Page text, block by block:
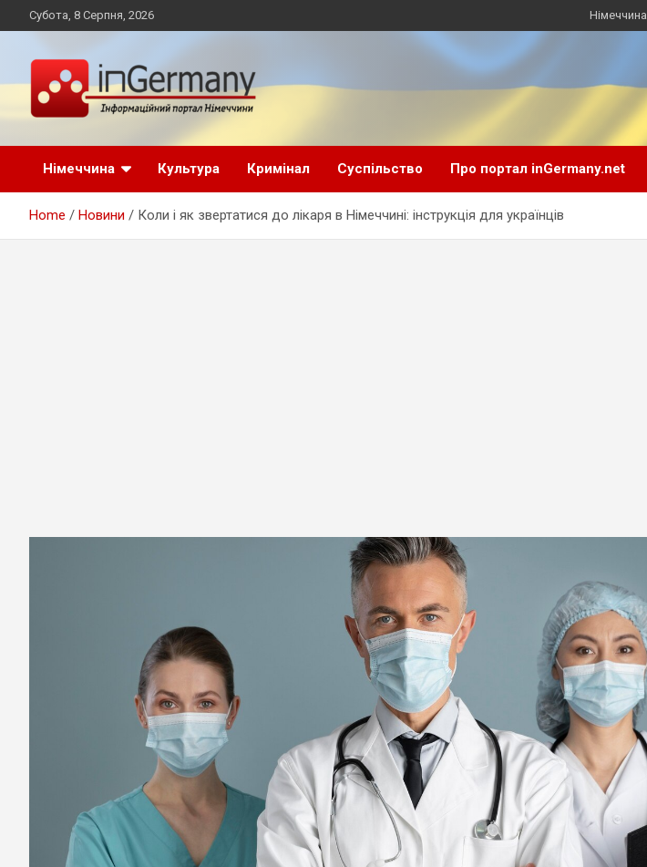
to
Субота, 8 Серпня, 2026 Німеччина
inGermany.net
інформаційний
портал в Німеччині
Німеччини, українці в Німеччині
Німеччина
Культура Кримінал Суспільство Про портал inGermany.net
Home Новини Коли і як звертатися до лікаря в Німеччині: інструкція для українців